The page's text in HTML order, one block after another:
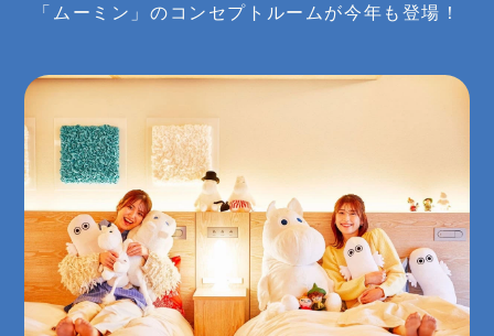
「ムーミン」のコンセプトルームが今年も登場！